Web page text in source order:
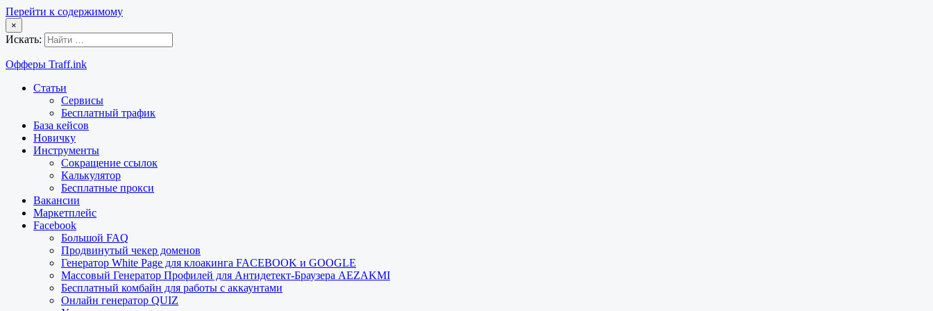
Перейти к содержимому
×
Искать:
Офферы Traff.ink
Статьи
Сервисы
Бесплатный трафик
База кейсов
Новичку
Инструменты
Сокращение ссылок
Калькулятор
Бесплатные прокси
Вакансии
Маркетплейс
Facebook
Большой FAQ
Продвинутый чекер доменов
Генератор White Page для клоакинга FACEBOOK и GOOGLE
Массовый Генератор Профилей для Антидетект-Браузера AEZAKMI
Бесплатный комбайн для работы с аккаунтами
Онлайн генератор QUIZ